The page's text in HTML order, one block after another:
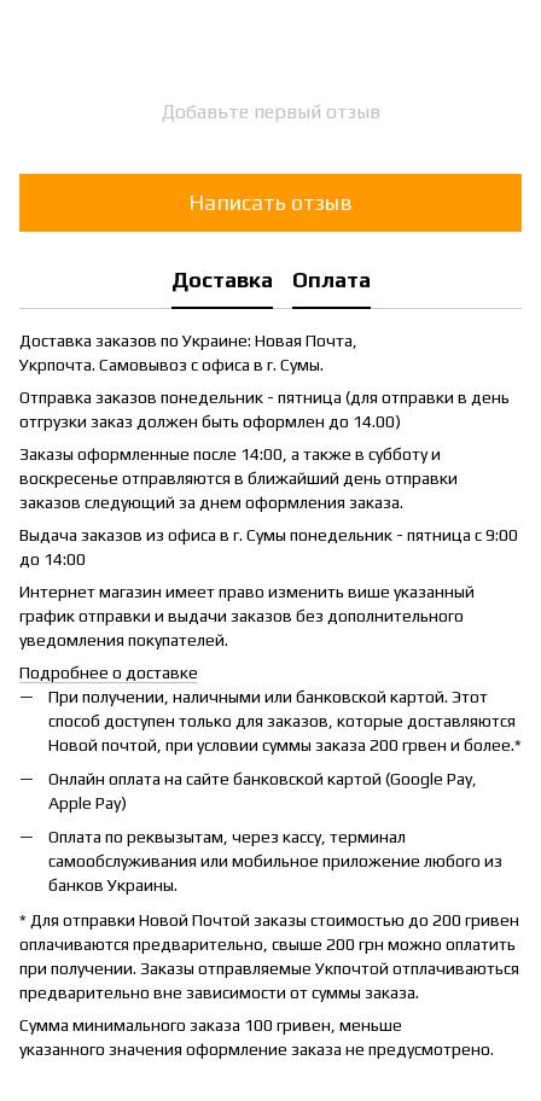
Добавьте первый отзыв
Написать отзыв
Доставка Оплата
Доставка заказов по Украине: Новая Почта,
Укрпочта. Самовывоз с офиса в г. Сумы.
Отправка заказов понедельник - пятница (для отправки в день
отгрузки заказ должен быть оформлен до 14.00)
Заказы оформленные после 14:00, а также в субботу и
воскресенье отправляются в ближайший день отправки
заказов следующий за днем оформления заказа.
Выдача заказов из офиса в г. Сумы понедельник - пятница с 9:00
до 14:00
Интернет магазин имеет право изменить више указанный
график отправки и выдачи заказов без дополнительного
уведомления покупателей.
Подробнее о доставке
При получении, наличными или банковской картой. Этот
способ доступен только для заказов, которые доставляются
Новой почтой, при условии суммы заказа 200 грвен и более.*
Онлайн оплата на сайте банковской картой (Google Pay,
Apple Pay)
Оплата по реквызытам, через кассу, терминал
самообслуживания или мобильное приложение любого из
банков Украины.
* Для отправки Новой Почтой заказы стоимостью до 200 гривен
оплачиваются предварительно, свыше 200 грн можно оплатить
при получении. Заказы отправляемые Укпочтой отплачиваються
предварительно вне зависимости от суммы заказа.
Сумма минимального заказа 100 гривен, меньше
указанного значения оформление заказа не предусмотрено.